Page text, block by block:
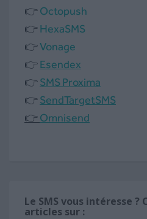
👉Octopush
👉HexaSMS
👉Vonage
👉Esendex
👉SMS Proxima
👉SendTargetSMS
👉Omnisend
Le SMS vous intéresse ?
articles sur :